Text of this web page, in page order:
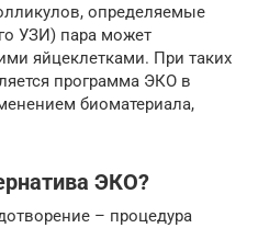
определяемые
УЗИ) пара может
яйцеклетками. При таких
программа ЭКО в
биоматериала,
ЭКО?
– процедура